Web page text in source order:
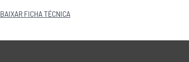
BAIXAR FICHA TÉCNICA